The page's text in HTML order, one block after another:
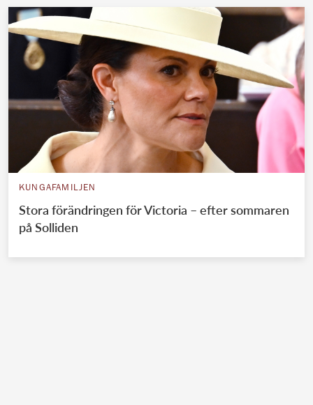
KUNGAFAMILJEN
Stora förändringen för Victoria – efter sommaren
på Solliden